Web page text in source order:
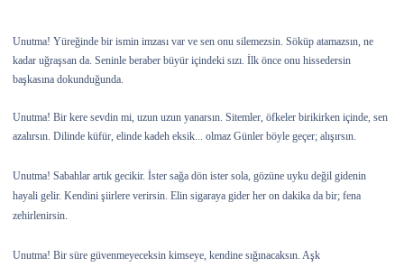
Unutma! Yüreğinde bir ismin imzası var ve sen onu silemezsin. Söküp atamazsın, ne
kadar uğraşsan da. Seninle beraber büyür içindeki sızı. İlk önce onu hissedersin
başkasına dokunduğunda.
Unutma! Bir kere sevdin mi, uzun uzun yanarsın. Sitemler, öfkeler birikirken içinde, sen
azalırsın. Dilinde küfür, elinde kadeh eksik...
olmaz Günler böyle geçer; alışırsın.
Unutma! Sabahlar artık gecikir. İster sağa dön ister sola, gözüne uyku değil gidenin
hayali gelir. Kendini şiirlere verirsin. Elin sigaraya gider her on dakika da bir; fena
zehirlenirsin.
Unutma! Bir süre güvenmeyeceksin kimseye, kendine sığınacaksın. Aşk